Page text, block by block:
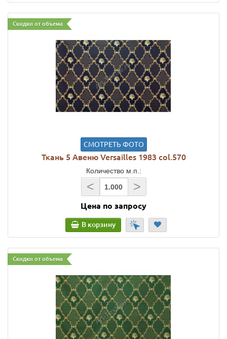
Скидки от объема
СМОТРЕТЬ ФОТО
Ткань 5 Авеню Versailles 1983 col.570
Количество м.п.:
< >
Цена по запросу
В корзину
Скидки от объема